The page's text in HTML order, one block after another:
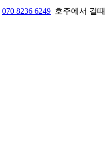
070 8236 6249 호주에서 걸때